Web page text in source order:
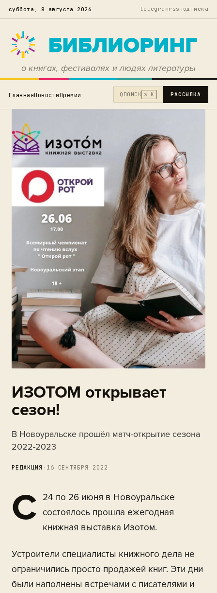
суббота, 8 августа 2026 telegramrssподписка
о книгах, фестивалях и людях литературы
ГлавнаяНовостиПремии Q ПОИСК ⌘ K РАССЫЛКА
ИЗОТОМ открывает
сезон!
В Новоуральске прошёл матч-открытие сезона
2022-2023
РЕДАКЦИЯ · 16 СЕНТЯБРЯ 2022
С
24 по 26 июня в Новоуральске
состоялось прошла ежегодная
книжная выставка Изотом.
Устроители специалисты книжного дела не
ограничились просто продажей книг. Эти дни
были наполнены встречами с писателями и